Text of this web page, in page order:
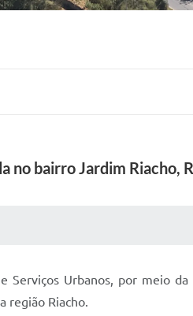
no bairro Jardim Riacho,
Urbanos, por meio
região Riacho.